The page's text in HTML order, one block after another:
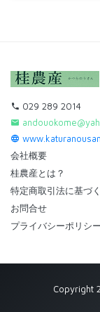
029 289 2014
会社概要
桂農産とは？
特定商取引法に基づ
お問合せ
プライバシーポリシー
Copyright